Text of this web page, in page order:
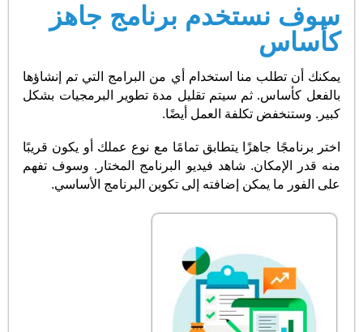
سوف نستخدم برنامج جاهز
كأساس
يمكنك أن تطلب منا استخدام أي من البرامج التي تم إنشاؤها
بالفعل كأساس. ثم سيتم تقليل مدة تطوير البرمجيات بشكل
كبير. وستنخفض تكلفة العمل أيضًا.
اختر برنامجًا جاهزًا يتطابق تمامًا مع نوع عملك أو يكون قريبًا
منه قدر الإمكان. شاهد فيديو البرنامج المختار. وسوف تفهم
على الفور ما يمكن إضافته إلى تكوين البرنامج الأساسي.